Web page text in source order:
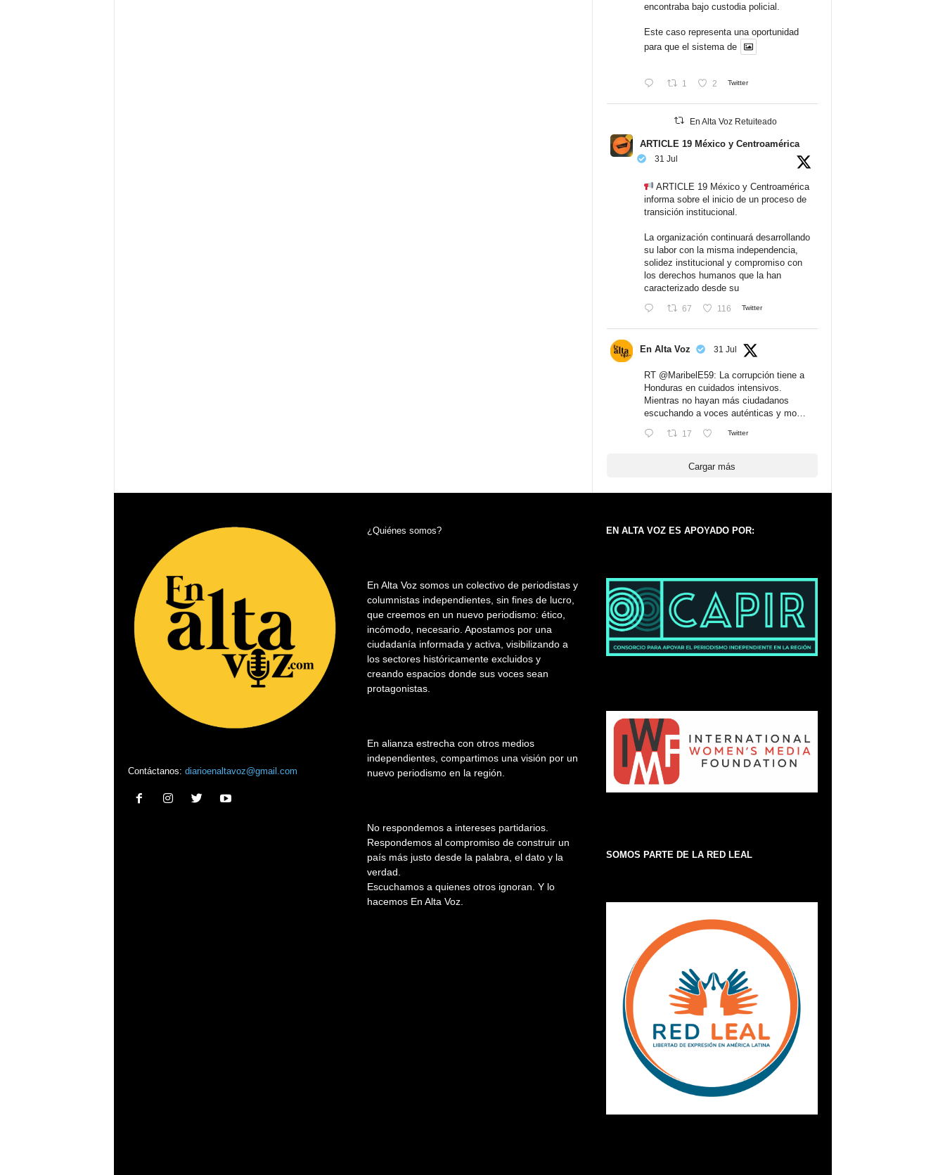
encontraba bajo custodia policial.
Este caso representa una oportunidad
para que el sistema de
1 2 Twitter
En Alta Voz Retuiteado
ARTICLE 19 México y Centroamérica
31 Jul
ARTICLE 19 México y Centroamérica
informa sobre el inicio de un proceso de
transición institucional.
La organización continuará desarrollando
su labor con la misma independencia,
solidez institucional y compromiso con
los derechos humanos que la han
caracterizado desde su
67 116 Twitter
En Alta Voz 31 Jul
RT @MaribelE59: La corrupción tiene a
Honduras en cuidados intensivos.
Mientras no hayan más ciudadanos
escuchando a voces auténticas y mo…
17 Twitter
Cargar más
Contáctanos: diarioenaltavoz@gmail.com
¿Quiénes somos?
En Alta Voz somos un colectivo de periodistas y
columnistas independientes, sin fines de lucro,
que creemos en un nuevo periodismo: ético,
incómodo, necesario. Apostamos por una
ciudadanía informada y activa, visibilizando a
los sectores históricamente excluidos y
creando espacios donde sus voces sean
protagonistas.
En alianza estrecha con otros medios
independientes, compartimos una visión por un
nuevo periodismo en la región.
No respondemos a intereses partidarios.
Respondemos al compromiso de construir un
país más justo desde la palabra, el dato y la
verdad.
Escuchamos a quienes otros ignoran. Y lo
hacemos En Alta Voz.
EN ALTA VOZ ES APOYADO POR:
SOMOS PARTE DE LA RED LEAL